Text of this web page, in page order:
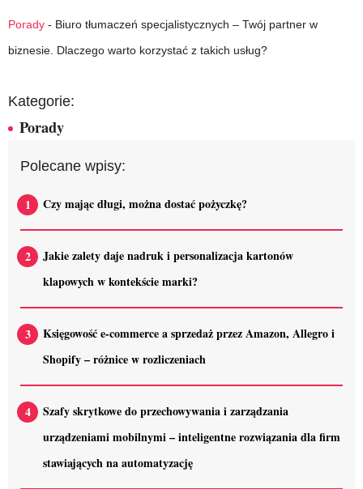
Porady - Biuro tłumaczeń specjalistycznych – Twój partner w
biznesie. Dlaczego warto korzystać z takich usług?
Kategorie:
Porady
Polecane wpisy:
Czy mając długi, można dostać pożyczkę?
Jakie zalety daje nadruk i personalizacja kartonów
klapowych w kontekście marki?
Księgowość e-commerce a sprzedaż przez Amazon, Allegro i
Shopify – różnice w rozliczeniach
Szafy skrytkowe do przechowywania i zarządzania
urządzeniami mobilnymi – inteligentne rozwiązania dla firm
stawiających na automatyzację